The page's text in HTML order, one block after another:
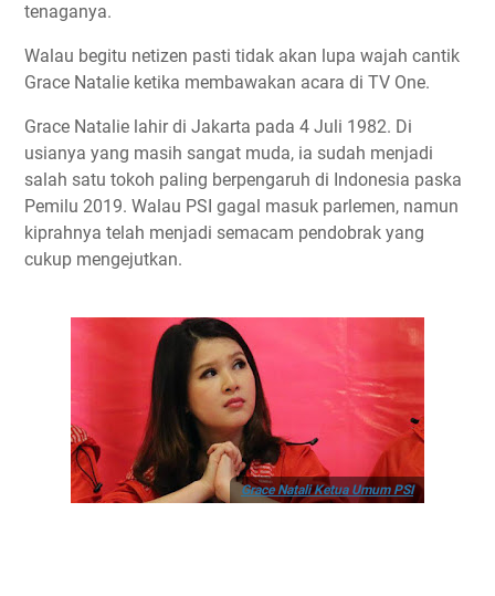
tenaganya.
Walau begitu netizen pasti tidak akan lupa wajah cantik
Grace Natalie ketika membawakan acara di TV One.
Grace Natalie lahir di Jakarta pada 4 Juli 1982. Di
usianya yang masih sangat muda, ia sudah menjadi
salah satu tokoh paling berpengaruh di Indonesia paska
Pemilu 2019. Walau PSI gagal masuk parlemen, namun
kiprahnya telah menjadi semacam pendobrak yang
cukup mengejutkan.
Grace Natali Ketua Umum PSI